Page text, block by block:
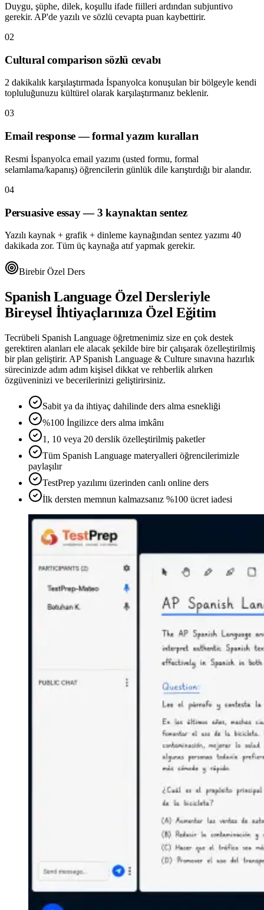
Duygu, şüphe, dilek, koşullu ifade fiilleri ardından subjuntivo
gerekir. AP'de yazılı ve sözlü cevapta puan kaybettirir.
02
Cultural comparison sözlü cevabı
2 dakikalık karşılaştırmada İspanyolca konuşulan bir bölgeyle kendi
topluluğunuzu kültürel olarak karşılaştırmanız beklenir.
03
Email response — formal yazım kuralları
Resmi İspanyolca email yazımı (usted formu, formal
selamlama/kapanış) öğrencilerin günlük dile karıştırdığı bir alandır.
04
Persuasive essay — 3 kaynaktan sentez
Yazılı kaynak + grafik + dinleme kaynağından sentez yazımı 40
dakikada zor. Tüm üç kaynağa atıf yapmak gerekir.
Birebir Özel Ders
Spanish Language Özel Dersleriyle
Bireysel İhtiyaçlarınıza Özel Eğitim
Tecrübeli Spanish Language öğretmenimiz size en çok destek
gerektiren alanları ele alacak şekilde bire bir çalışarak özelleştirilmiş
bir plan geliştirir. AP Spanish Language & Culture sınavına hazırlık
sürecinizde adım adım kişisel dikkat ve rehberlik alırken
özgüveninizi ve becerilerinizi geliştirirsiniz.
Sabit ya da ihtiyaç dahilinde ders alma esnekliği
%100 İngilizce ders alma imkânı
1, 10 veya 20 derslik özelleştirilmiş paketler
Tüm Spanish Language materyalleri öğrencilerimizle
paylaşılır
TestPrep yazılımı üzerinden canlı online ders
İlk dersten memnun kalmazsanız %100 ücret iadesi